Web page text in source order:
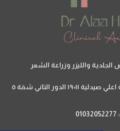
الجلدية والليزر وزراعة الشعر